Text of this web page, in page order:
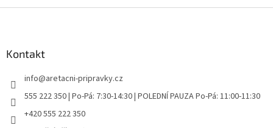
Kontakt
info@aretacni-pripravky.cz
555 222 350 | Po-Pá: 7:30-14:30 | POLEDNÍ PAUZA Po-Pá: 11:00-11:30
+420 555 222 350